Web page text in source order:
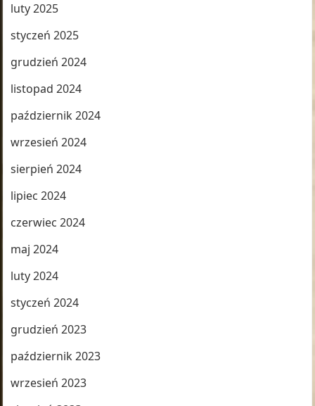
luty 2025
styczeń 2025
grudzień 2024
listopad 2024
październik 2024
wrzesień 2024
sierpień 2024
lipiec 2024
czerwiec 2024
maj 2024
luty 2024
styczeń 2024
grudzień 2023
październik 2023
wrzesień 2023